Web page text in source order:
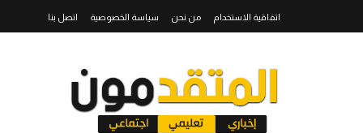
اتفاقية الاستخدام من نحن سياسة الخصوصية اتصل بنا